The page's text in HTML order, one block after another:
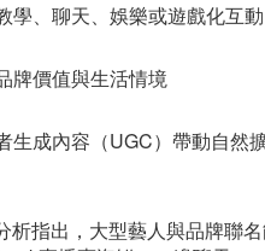
學、聊天、娛樂或遊戲化互動
牌價值與生活情境
生成內容（UGC）帶動自然
析指出，大型藝人與品牌聯